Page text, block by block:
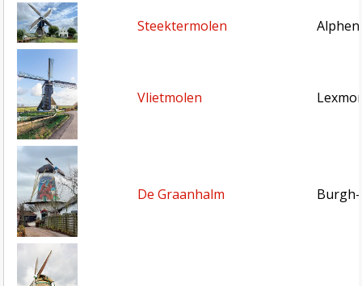
Steektermolen
Vlietmolen
De Graanhalm